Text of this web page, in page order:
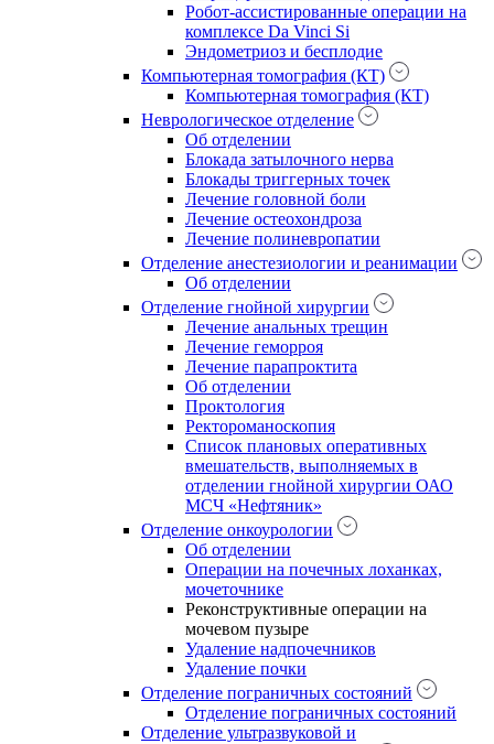
Робот-ассистированные операции на
комплексе Da Vinci Si
Эндометриоз и бесплодие
Компьютерная томография (КТ)
Компьютерная томография (КТ)
Неврологическое отделение
Об отделении
Блокада затылочного нерва
Блокады триггерных точек
Лечение головной боли
Лечение остеохондроза
Лечение полиневропатии
Отделение анестезиологии и реанимации
Об отделении
Отделение гнойной хирургии
Лечение анальных трещин
Лечение геморроя
Лечение парапроктита
Об отделении
Проктология
Ректороманоскопия
Список плановых оперативных
вмешательств, выполняемых в
отделении гнойной хирургии ОАО
МСЧ «Нефтяник»
Отделение онкоурологии
Об отделении
Операции на почечных лоханках,
мочеточнике
Реконструктивные операции на
мочевом пузыре
Удаление надпочечников
Удаление почки
Отделение пограничных состояний
Отделение пограничных состояний
Отделение ультразвуковой и